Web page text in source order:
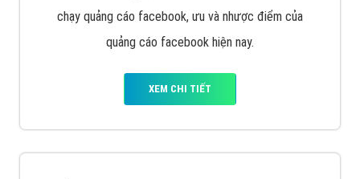
chạy quảng cáo facebook, ưu và nhược điểm của
quảng cáo facebook hiện nay.
XEM CHI TIẾT